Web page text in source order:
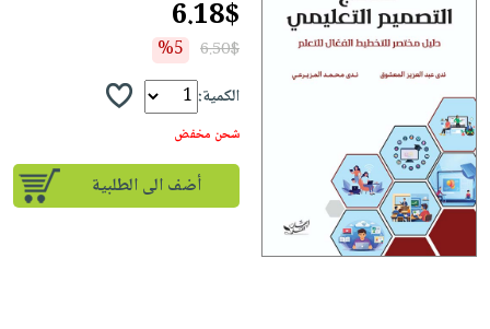
صفحات
مشوقة
إختياراتنا
كتب
أكاديمية
صندوق
القراءة
English
مجانية
بلا
حدود
أسئلة
يتكرر
طرحها
بلا
حدود
أسئلة
يتكرر
طرحها
تحميل
masmu3
على
Android
الصفحة
الرئيسية
الأكثر
مبيعاً
وسائل
تعليمية
صندوق
وسائل
تعليمية
الصحة
والعناية
الشخصية
جديد
6.18$
6.50$
%5
الكمية:
شحن مخفض
أضف الى الطلبية